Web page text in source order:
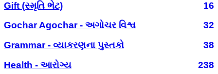
Gift (સ્મૃતિ ભેટ)
16
Gochar Agochar - અગોચર વિશ્વ
32
Grammar - વ્યાકરણના પુસ્તકો
38
Health - આરોગ્ય
238